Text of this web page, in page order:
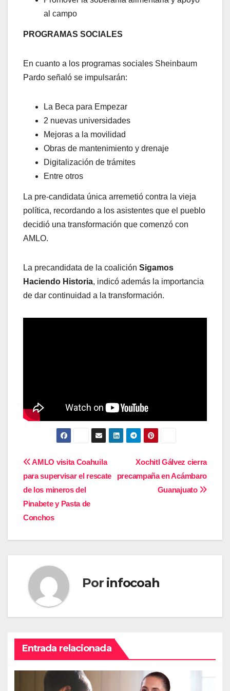
al campo
PROGRAMAS SOCIALES
En cuanto a los programas sociales Sheinbaum
Pardo señaló se impulsarán:
La Beca para Empezar
2 nuevas universidades
Mejoras a la movilidad
Obras de mantenimiento y drenaje
Digitalización de trámites
Entre otros
La pre-candidata única arremetió contra la vieja
política, recordando a los asistentes que el pueblo
decidió una transformación que comenzó con
AMLO.
La precandidata de la coalición Sigamos
Haciendo Historia, indicó además la importancia
de dar continuidad a la transformación.
Navegación
de
entradas
Xochitl Gálvez cierra
precampaña en Acámbaro
Guanajuato
AMLO visita Coahuila
para supervisar el rescate
de los mineros del
Pinabete y Pasta de
Conchos
Por infocoah
Entrada relacionada